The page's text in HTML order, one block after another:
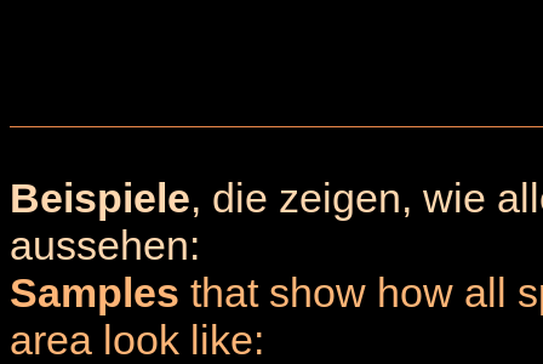
Beispiele, die zeigen, wie
aussehen:
Samples that show how all
area look like: